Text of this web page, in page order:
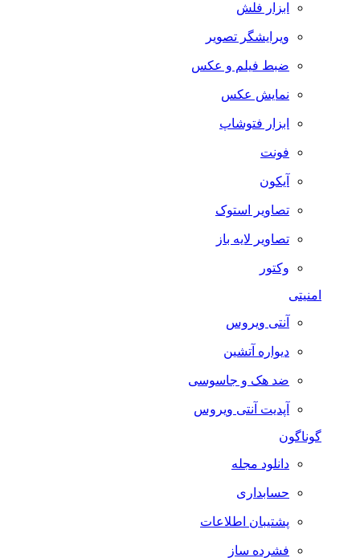
ابزار فلش
ویرایشگر تصویر
ضبط فيلم و عكس
نمایش عکس
ابزار فتوشاپ
فونت
آیکون
تصاویر استوک
تصاویر لایه باز
وکتور
امنیتی
آنتی ویروس
دیواره آتشین
ضد هک و جاسوسی
آپدیت آنتی ویروس
گوناگون
دانلود مجله
حسابداری
پشتیبان اطلاعات
فشرده ساز